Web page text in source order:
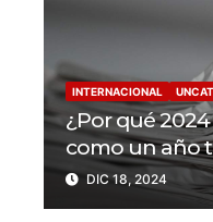
INTERNACIONAL
¿Por qué
como un año
libertad de
periodistas
DIC 18, 2024